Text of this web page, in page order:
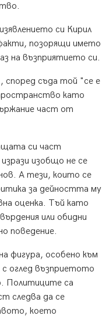
си Кирил
позорящи името
на възприятието си.
според съда той "се е
като
част от
си част
изобщо не се
А тези, които се
за дейността му
оценка. Тъй като
или обидни
поведение.
фигура, особено към
оглед възприетото
Политиците са
следва да се
което